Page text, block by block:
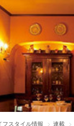
スタイル情報 連載